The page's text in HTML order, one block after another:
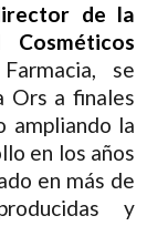
de la
se
Ors a finales
ampliando la
en los años
en más de
y